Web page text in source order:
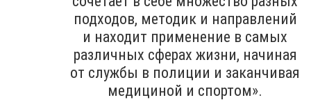
подходов, методик и направлений
и находит применение в самых
различных сферах жизни, начиная
от службы в полиции и заканчивая
медициной и спортом».